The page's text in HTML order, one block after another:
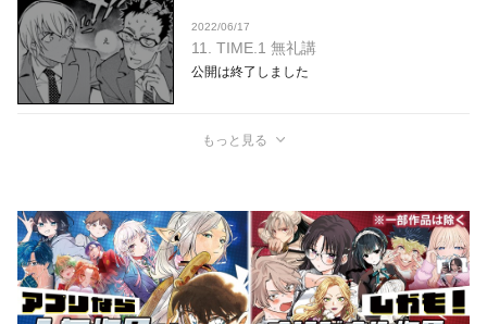
2022/06/17
11. TIME.1 無礼講
公開は終了しました
もっと見る